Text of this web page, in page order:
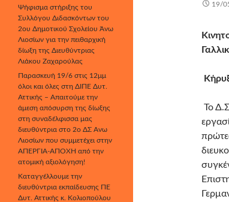
19/
Το
Ψήφισμα στήριξης του
Συλλόγου Διδασκόντων του
2ου Δημοτικού Σχολείου Άνω
Λιοσίων για την πειθαρχική
δίωξη της Διευθύντριας
Λιάκου Ζαχαρούλας
Παρασκευή 19/6 στις 12μμ
όλοι και όλες στη ΔΙΠΕ Δυτ.
Αττικής – Απαιτούμε την
άμεση απόσυρση της δίωξης
στη συναδέλφισσα μας
διευθύντρια στο 2ο ΔΣ Άνω
Λιοσίων που συμμετέχει στην
ΑΠΕΡΓΙΑ-ΑΠΟΧΗ από την
ατομική αξιολόγηση!
Καταγγέλλουμε την
διευθύντρια εκπαίδευσης ΠΕ
Δυτ. Αττικής κ. Κολιοπούλου